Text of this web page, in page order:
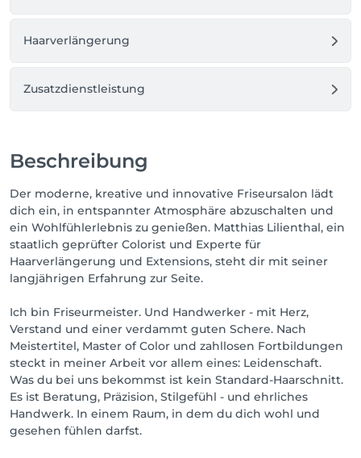
Haarverlängerung
Zusatzdienstleistung
Beschreibung
Der moderne, kreative und innovative Friseursalon lädt
dich ein, in entspannter Atmosphäre abzuschalten und
ein Wohlfühlerlebnis zu genießen. Matthias Lilienthal, ein
staatlich geprüfter Colorist und Experte für
Haarverlängerung und Extensions, steht dir mit seiner
langjährigen Erfahrung zur Seite.
Ich bin Friseurmeister. Und Handwerker - mit Herz,
Verstand und einer verdammt guten Schere. Nach
Meistertitel, Master of Color und zahllosen Fortbildungen
steckt in meiner Arbeit vor allem eines: Leidenschaft.
Was du bei uns bekommst ist kein Standard-Haarschnitt.
Es ist Beratung, Präzision, Stilgefühl - und ehrliches
Handwerk. In einem Raum, in dem du dich wohl und
gesehen fühlen darfst.